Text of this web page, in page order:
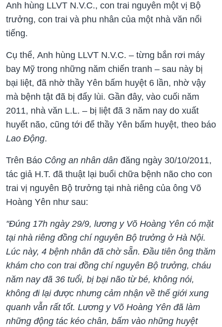
Anh hùng LLVT N.V.C., con trai nguyên một vị Bộ
trưởng, con trai và phu nhân của một nhà văn nổi
tiếng.
Cụ thể, Anh hùng LLVT N.V.C. – từng bắn rơi máy
bay Mỹ trong những năm chiến tranh – sau này bị
bại liệt, đã nhờ thầy Yên bấm huyệt 6 lần, nhờ vậy
mà bệnh tật đã bị đẩy lùi. Gần đây, vào cuối năm
2011, nhà văn L.L. – bị liệt đã 3 năm nay do xuất
huyết não, cũng tới để thầy Yên bấm huyệt, theo báo
Lao Động.
Trên Báo Công an nhân dân đăng ngày 30/10/2011,
tác giả H.T. đã thuật lại buổi chữa bệnh não cho con
trai vị nguyên Bộ trưởng tại nhà riêng của ông Võ
Hoàng Yên như sau:
"Đúng 17h ngày 29/9, lương y Võ Hoàng Yên có mặt
tại nhà riêng đồng chí nguyên Bộ trưởng ở Hà Nội.
Lúc này, 4 bệnh nhân đã chờ sẵn. Đầu tiên ông thăm
khám cho con trai đồng chí nguyên Bộ trưởng, cháu
năm nay đã 36 tuổi, bị bại não từ bé, không nói,
không đi lại được nhưng cảm nhận về thế giới xung
quanh vẫn rất tốt. Lương y Võ Hoàng Yên đã làm
những động tác kéo chân, bấm vào những huyệt